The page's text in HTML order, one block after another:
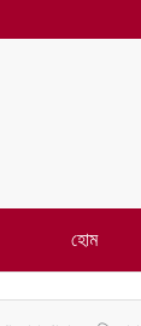
হোম